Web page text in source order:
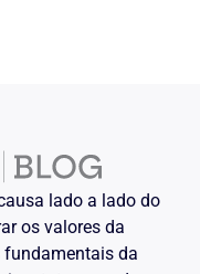
lado a lado do
os valores da
da